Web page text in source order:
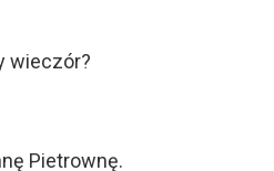
wieczór?
Pietrownę.